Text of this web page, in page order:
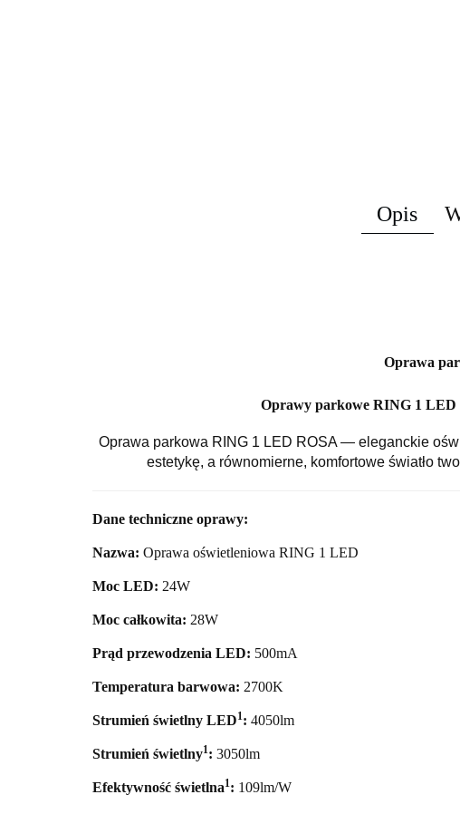
Opis
Oprawa
Oprawy parkowe RING 1 LED
Oprawa parkowa RING 1 LED ROSA — eleganckie
estetykę, a równomierne, komfortowe światło
Dane techniczne oprawy:
Nazwa: Oprawa oświetleniowa RING 1 LED
Moc LED: 24W
Moc całkowita: 28W
Prąd przewodzenia LED: 500mA
Temperatura barwowa: 2700K
Strumień świetlny LED1: 4050lm
Strumień świetlny1: 3050lm
Efektywność świetlna1: 109lm/W